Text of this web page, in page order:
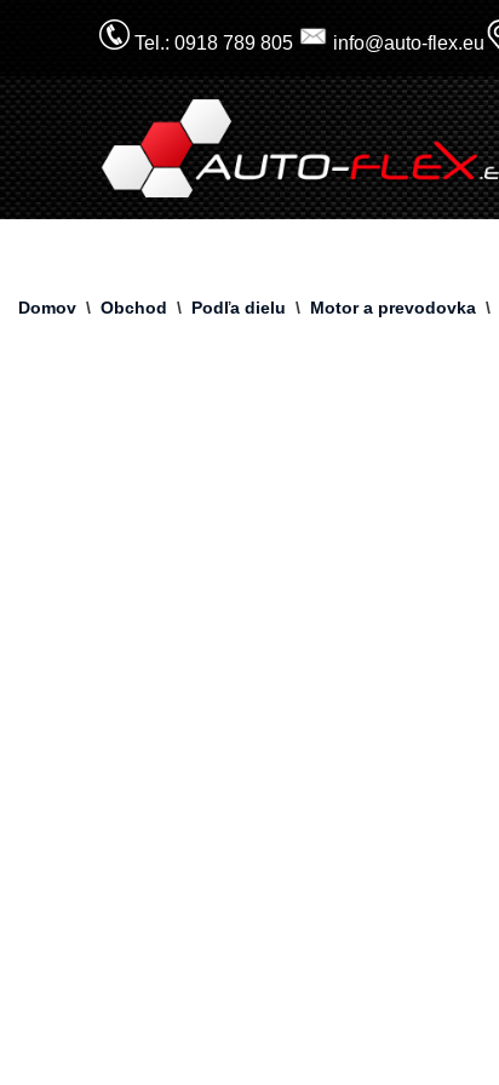
na
obsah
Tel.: 0918 789 805 info@auto-flex.eu
Domov \ Obchod \ Podľa dielu \ Motor a prevodovka \